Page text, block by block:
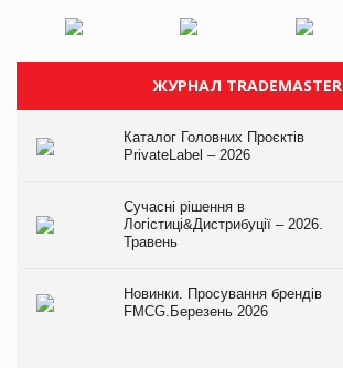
ЖУРНАЛ TRADEMASTER
Каталог Головних Проєктів
PrivateLabel – 2026
Сучасні рішення в
Логістиці&Дистрибуції – 2026.
Травень
Новинки. Просування брендів
FMCG.Березень 2026